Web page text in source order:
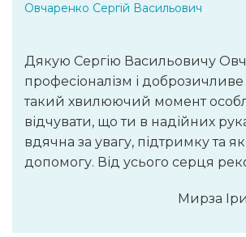
Овчаренко Сергій Васильович
Дякую Сергію Васильовичу
професіоналізм і
такий хвилюючий момент
відчувати, що ти в надійних
вдячна за увагу, підтримку та
допомогу. Від усього серця
Мирза